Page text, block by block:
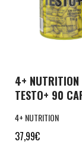
4+ NUTRITION
TESTO+ 90
4+ NUTRITION
37,99€